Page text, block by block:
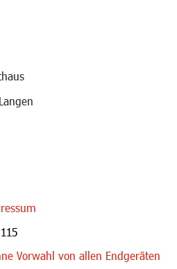
Vorwahl von allen Endgeräten